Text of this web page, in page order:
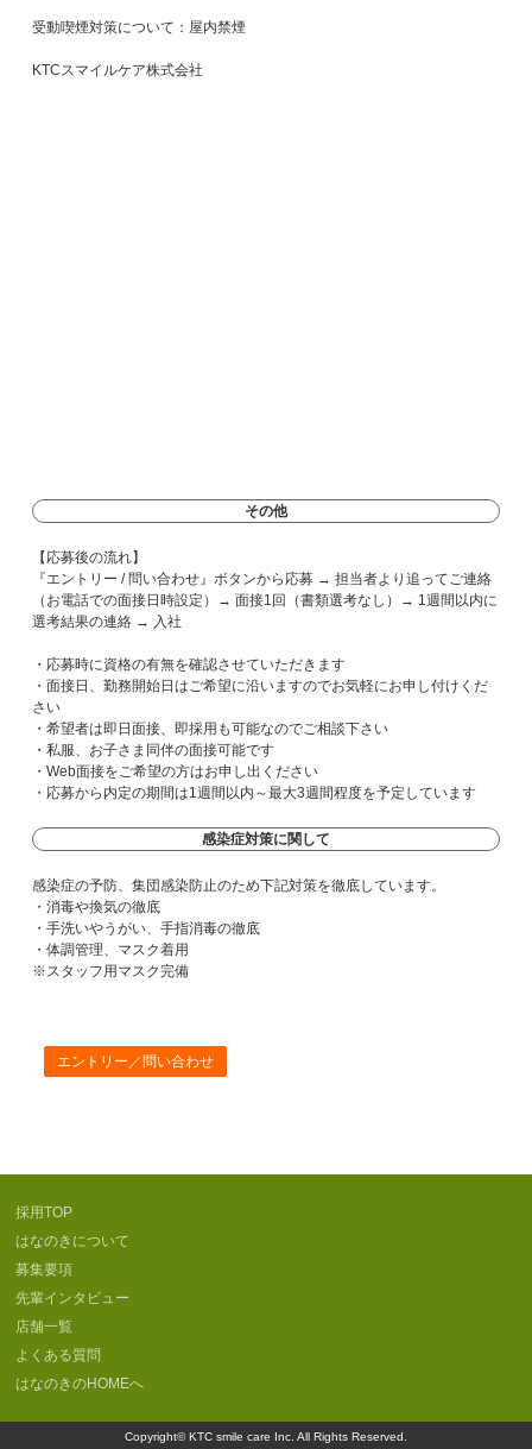
受動喫煙対策について：屋内禁煙
KTCスマイルケア株式会社
その他
【応募後の流れ】
『エントリー / 問い合わせ』ボタンから応募 → 担当者より追ってご連絡
（お電話での面接日時設定）→ 面接1回（書類選考なし）→ 1週間以内に
選考結果の連絡 → 入社
・応募時に資格の有無を確認させていただきます
・面接日、勤務開始日はご希望に沿いますのでお気軽にお申し付けくだ
さい
・希望者は即日面接、即採用も可能なのでご相談下さい
・私服、お子さま同伴の面接可能です
・Web面接をご希望の方はお申し出ください
・応募から内定の期間は1週間以内～最大3週間程度を予定しています
感染症対策に関して
感染症の予防、集団感染防止のため下記対策を徹底しています。
・消毒や換気の徹底
・手洗いやうがい、手指消毒の徹底
・体調管理、マスク着用
※スタッフ用マスク完備
エントリー／問い合わせ
採用TOP
はなのきについて
募集要項
先輩インタビュー
店舗一覧
よくある質問
はなのきのHOMEへ
Copyright© KTC smile care Inc. All Rights Reserved.